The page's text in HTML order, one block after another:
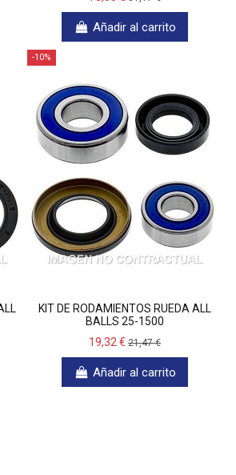
Añadir al carrito
-10%
KIT DE RODAMIENTOS RUEDA ALL
BALLS 25-1500
19,32 €21,47 €
Añadir al carrito